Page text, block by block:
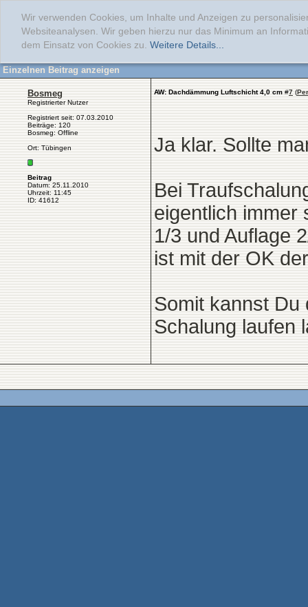
Wir verwenden Cookies, um Inhalte und Anzeigen zu
Websiteanalysen. Wir geben hierzu nur das Minimum an
dem Einsatz von Cookies zu. Weitere Details...
Einzelnen Beitrag anzeigen
Bosmeg
Registrierter Nutzer
Registriert seit: 07.03.2010
Beiträge: 120
Bosmeg: Offline
Ort: Tübingen
Beitrag
Datum: 25.11.2010
Uhrzeit: 11:45
ID: 41612
AW: Dachdämmung Luftschicht 4,0 cm #7 (
Ja klar. Sollte
Bei
eigentlich immer
1/3 und Auflage
ist mit der OK
Somit kannst Du
Schalung laufen